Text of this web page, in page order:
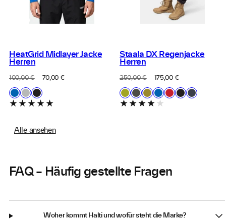
HeatGrid Midlayer Jacke
Herren
Regulärer
100,00 € Verkaufspreis
70,00 €
Verfügbar
in
G34
Electric
Blue
H24
Monsoon
Mist
P99
Black
Staala DX Regenjacke
Herren
Regulärer
250,00 € Verkaufspreis
175,00 €
Verfügbar
in
H55
Grenoble
Green
H28
Chimera
Grey
G53
Avocado
Oil
G34
Electric
Blue
E65
Halti
P99
Black
S27
India
Alle ansehen
FAQ – Häufig gestellte Fragen
Woher kommt Halti und wofür steht die Marke?